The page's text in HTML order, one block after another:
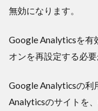
無効になります。
Google Analyticsを有
オンを再設定する必要
Google Analyticsの利
Analyticsのサイトを